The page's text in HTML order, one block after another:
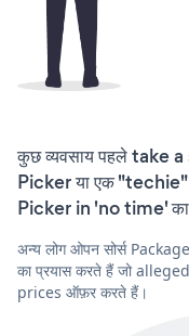
कुछ व्यवसाय पहले take
Picker या एक "techie"
Picker in 'no time' का
अन्य लोग ओपन सोर्स
का प्रयास करते हैं जो
prices ऑफ़र करते हैं।